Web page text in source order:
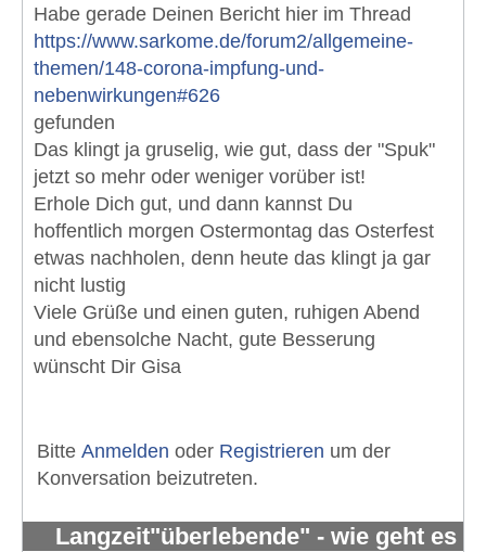
Habe gerade Deinen Bericht hier im Thread
https://www.sarkome.de/forum2/allgemeine-
themen/148-corona-impfung-und-
nebenwirkungen#626
gefunden
Das klingt ja gruselig, wie gut, dass der "Spuk"
jetzt so mehr oder weniger vorüber ist!
Erhole Dich gut, und dann kannst Du
hoffentlich morgen Ostermontag das Osterfest
etwas nachholen, denn heute das klingt ja gar
nicht lustig
Viele Grüße und einen guten, ruhigen Abend
und ebensolche Nacht, gute Besserung
wünscht Dir Gisa
Bitte Anmelden oder Registrieren um der
Konversation beizutreten.
Langzeit"überlebende" - wie geht es